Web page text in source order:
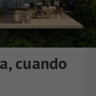
cuando